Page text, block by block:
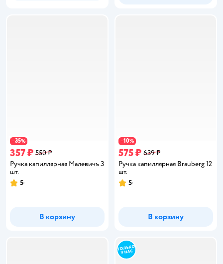
−35%
357 ₽ 550 ₽
Ручка капиллярная Малевичъ 3
шт.
Рейтинг:
5
В корзину
−10%
575 ₽ 639 ₽
Ручка капиллярная Brauberg 12
шт.
Рейтинг:
5
В корзину